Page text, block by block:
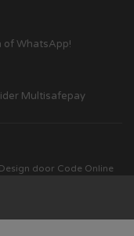
of WhatsApp!
Multisafepay
door Code Online